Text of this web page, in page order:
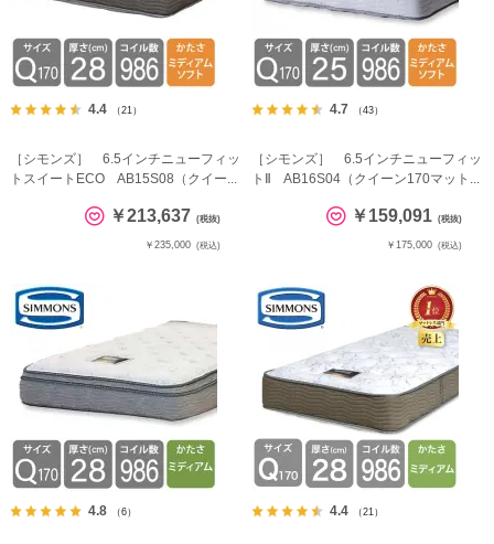
4.4 （21）
［シモンズ］ 6.5インチニューフィッ
トスイートECO AB15S08（クイー...
￥213,637 (税抜)
￥235,000 (税込)
4.7 （43）
［シモンズ］ 6.5インチニューフィッ
トⅡ AB16S04（クイーン170マット...
￥159,091 (税抜)
￥175,000 (税込)
4.8 （6） 4.4 （21）